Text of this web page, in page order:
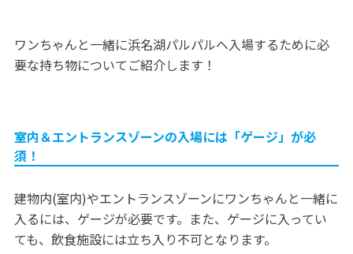
ワンちゃんと一緒に浜名湖パルパルへ入場するために必
要な持ち物についてご紹介します！
室内＆エントランスゾーンの入場には「ゲージ」が必
須！
建物内(室内)やエントランスゾーンにワンちゃんと一緒に
入るには、ゲージが必要です。また、ゲージに入ってい
ても、飲食施設には立ち入り不可となります。